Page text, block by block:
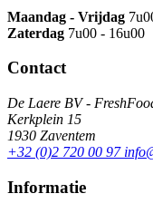
Maandag - Vrijdag
Zaterdag 7u00 - 16u00
Contact
De Laere BV -
Kerkplein 15
1930 Zaventem
+32 (0)2 720 00 97
Informatie